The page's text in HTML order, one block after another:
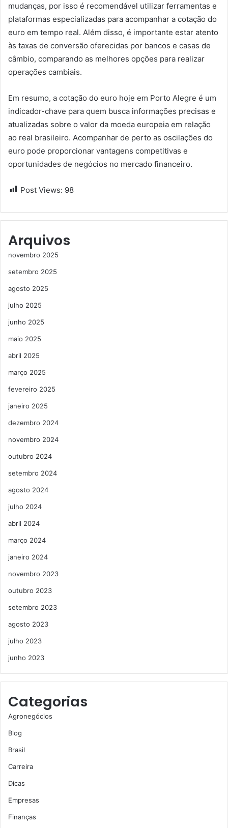
mudanças, por isso é recomendável utilizar ferramentas e
plataformas especializadas para acompanhar a cotação do
euro em tempo real. Além disso, é importante estar atento
às taxas de conversão oferecidas por bancos e casas de
câmbio, comparando as melhores opções para realizar
operações cambiais.
Em resumo, a cotação do euro hoje em Porto Alegre é um
indicador-chave para quem busca informações precisas e
atualizadas sobre o valor da moeda europeia em relação
ao real brasileiro. Acompanhar de perto as oscilações do
euro pode proporcionar vantagens competitivas e
oportunidades de negócios no mercado financeiro.
Post Views: 98
Arquivos
novembro 2025
setembro 2025
agosto 2025
julho 2025
junho 2025
maio 2025
abril 2025
março 2025
fevereiro 2025
janeiro 2025
dezembro 2024
novembro 2024
outubro 2024
setembro 2024
agosto 2024
julho 2024
abril 2024
março 2024
janeiro 2024
novembro 2023
outubro 2023
setembro 2023
agosto 2023
julho 2023
junho 2023
Categorias
Agronegócios
Blog
Brasil
Carreira
Dicas
Empresas
Finanças